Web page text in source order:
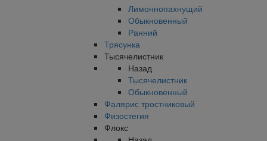
Лимоннопахнущий
Обыкновенный
Ранний
Трясунка
Тысячелистник
Назад
Тысячелистник
Обыкновенный
Фалярис тростниковый
Физостегия
Флокс